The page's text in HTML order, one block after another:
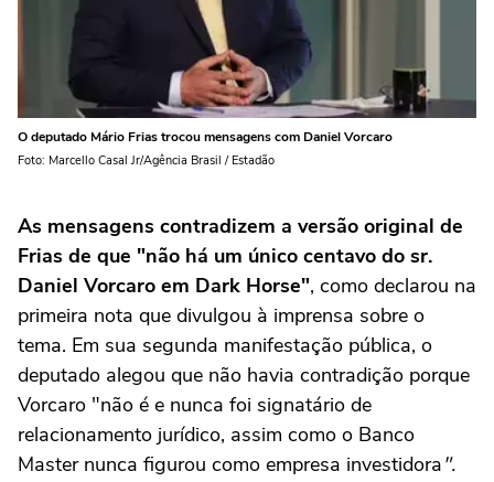
O deputado Mário Frias trocou mensagens com Daniel Vorcaro
Foto: Marcello Casal Jr/Agência Brasil / Estadão
As mensagens contradizem a versão original de
Frias de que "não há um único centavo do sr.
Daniel Vorcaro em Dark Horse", como declarou na
primeira nota que divulgou à imprensa sobre o
tema. Em sua segunda manifestação pública, o
deputado alegou que não havia contradição porque
Vorcaro "não é e nunca foi signatário de
relacionamento jurídico, assim como o Banco
Master nunca figurou como empresa investidora".